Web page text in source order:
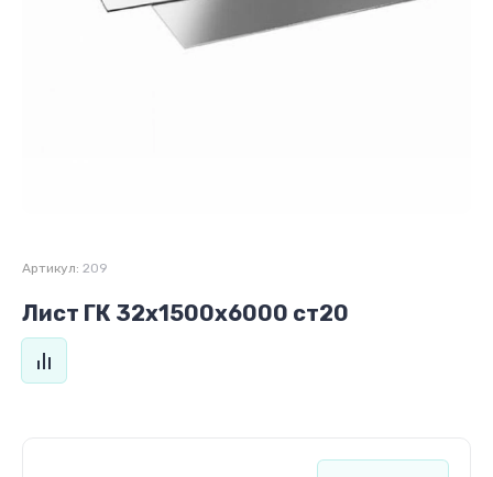
Артикул: 209
Лист ГК 32х1500х6000 ст20